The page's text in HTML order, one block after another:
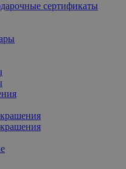
сертификаты